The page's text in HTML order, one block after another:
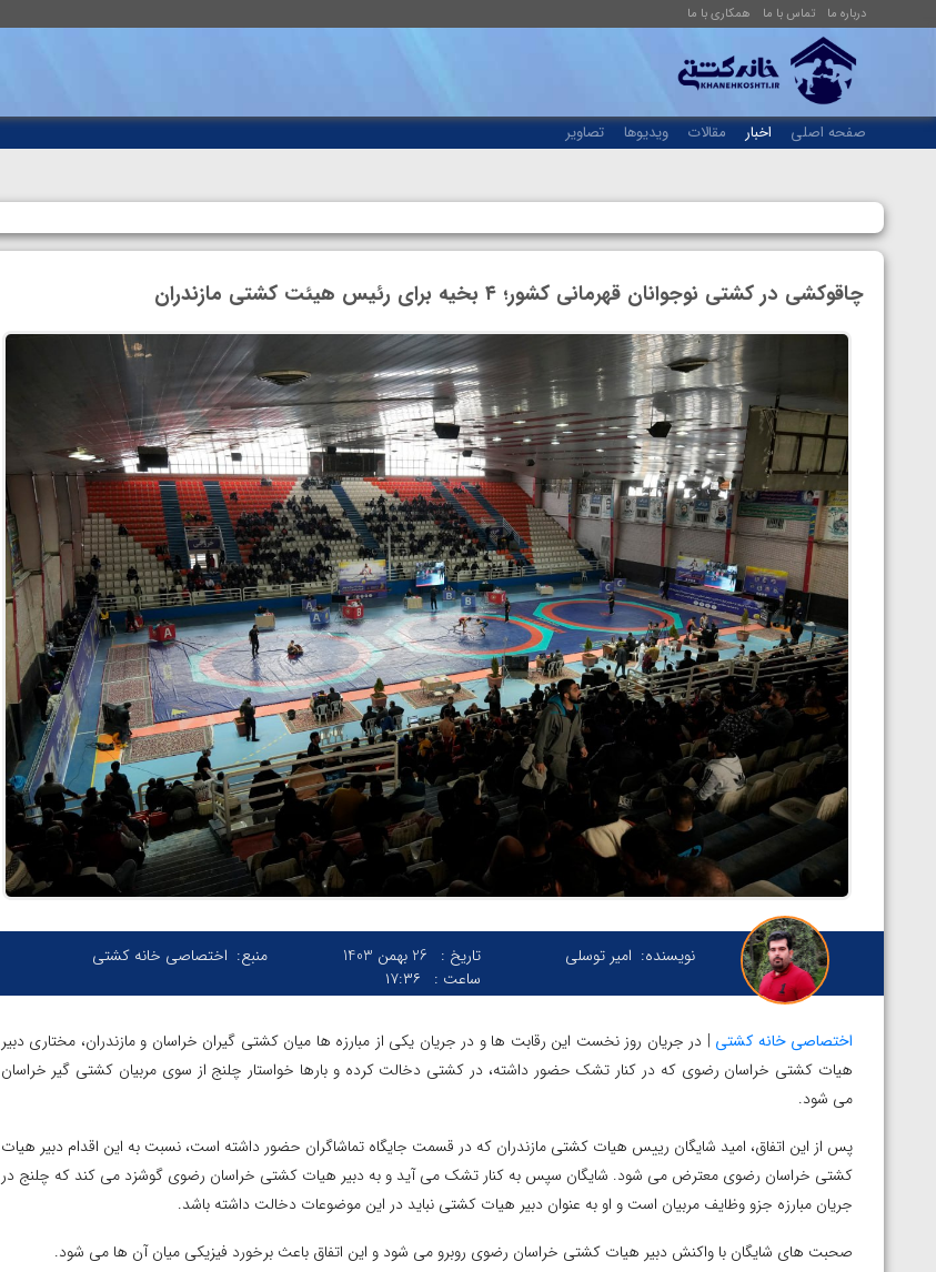
درباره ما تماس با ما همکاری با ما
صفحه اصلی اخبار مقالات ویدیوها تصاویر
چاقوکشی در کشتی نوجوانان قهرمانی کشور؛ ۴ بخیه برای رئیس هیئت کشتی مازندران
نویسنده: امیر توسلی تاریخ :
26 بهمن 1403
ساعت :
۱۷:۳۶
منبع: اختصاصی خانه کشتی
اختصاصی خانه کشتی | در جریان روز نخست این رقابت ها و در جریان یکی از مبارزه ها میان کشتی گیران خراسان و مازندران، مختاری دبیر
هیات کشتی خراسان رضوی که در کنار تشک حضور داشته، در کشتی دخالت کرده و بارها خواستار چلنج از سوی مربیان کشتی گیر خراسان
می شود.
پس از این اتفاق، امید شایگان رییس هیات کشتی مازندران که در قسمت جایگاه تماشاگران حضور داشته است، نسبت به این اقدام دبیر هیات
کشتی خراسان رضوی معترض می شود. شایگان سپس به کنار تشک می آید و به دبیر هیات کشتی خراسان رضوی گوشزد می کند که چلنج در
جریان مبارزه جزو وظایف مربیان است و او به عنوان دبیر هیات کشتی نباید در این موضوعات دخالت داشته باشد.
صحبت های شایگان با واکنش دبیر هیات کشتی خراسان رضوی روبرو می شود و این اتفاق باعث برخورد فیزیکی میان آن ها می شود.